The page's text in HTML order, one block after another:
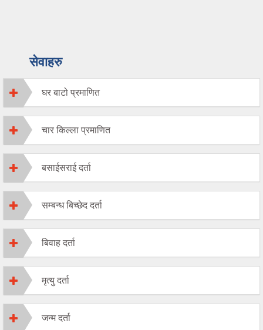
सेवाहरु
घर बाटो प्रमाणित
चार किल्ला प्रमाणित
बसाईसराई दर्ता
सम्बन्ध बिच्छेद दर्ता
बिवाह दर्ता
मृत्यु दर्ता
जन्म दर्ता